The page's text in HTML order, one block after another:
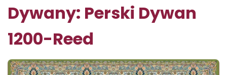
Dywany: Perski Dywan
1200-Reed